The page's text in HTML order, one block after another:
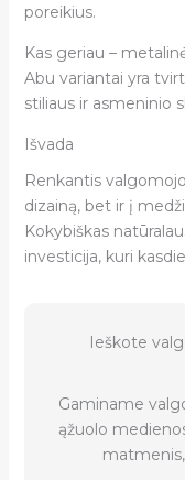
poreikius.
Kas geriau –
Abu variantai yra
stiliaus ir asmeninio
Išvada
Renkantis
dizainą, bet ir į
Kokybiškas
investicija, kuri
Ieškote
Gaminame
ąžuolo